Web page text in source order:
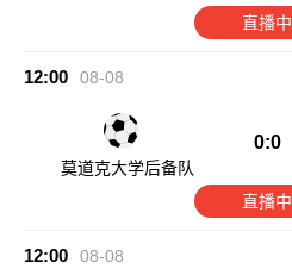
直播中
12:00 08-08
莫道克大学后备队
0:0
直播中
12:00 08-08